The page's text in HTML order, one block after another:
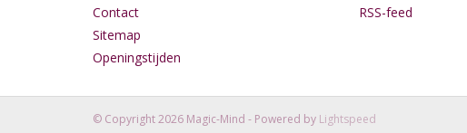
Contact
Sitemap
Openingstijden
RSS-feed
© Copyright 2026 Magic-Mind - Powered by Lightspeed